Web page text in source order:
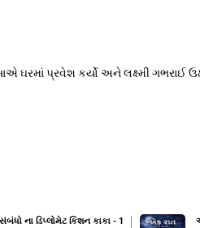
પ્રવેશ કર્યો અને લક્ષ્મી ગભરાઈ
સંબંધો ના ડિપ્લોમેટ કિશન કાકા - 1